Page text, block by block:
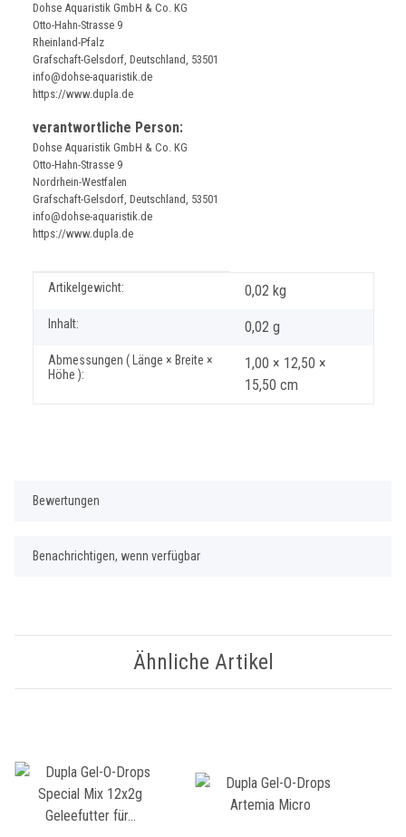
Dohse Aquaristik GmbH & Co. KG
Otto-Hahn-Strasse 9
Rheinland-Pfalz
Grafschaft-Gelsdorf, Deutschland, 53501
info@dohse-aquaristik.de
https://www.dupla.de
verantwortliche Person:
Dohse Aquaristik GmbH & Co. KG
Otto-Hahn-Strasse 9
Nordrhein-Westfalen
Grafschaft-Gelsdorf, Deutschland, 53501
info@dohse-aquaristik.de
https://www.dupla.de
Produkteigenschaft
Wert
Artikelgewicht: 0,02 kg
Inhalt: 0,02 g
Abmessungen ( Länge × Breite ×
Höhe ):
1,00 × 12,50 ×
15,50 cm
Bewertungen
Benachrichtigen, wenn verfügbar
Ähnliche Artikel